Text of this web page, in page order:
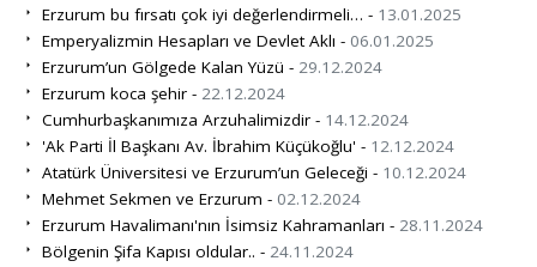
Erzurum bu fırsatı çok iyi değerlendirmeli… - 13.01.2025
Emperyalizmin Hesapları ve Devlet Aklı - 06.01.2025
Erzurum’un Gölgede Kalan Yüzü - 29.12.2024
Erzurum koca şehir - 22.12.2024
Cumhurbaşkanımıza Arzuhalimizdir - 14.12.2024
'Ak Parti İl Başkanı Av. İbrahim Küçükoğlu' - 12.12.2024
Atatürk Üniversitesi ve Erzurum’un Geleceği - 10.12.2024
Mehmet Sekmen ve Erzurum - 02.12.2024
Erzurum Havalimanı'nın İsimsiz Kahramanları - 28.11.2024
Bölgenin Şifa Kapısı oldular.. - 24.11.2024